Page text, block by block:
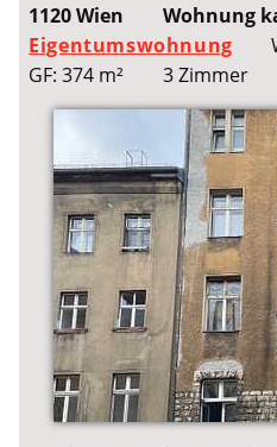
1120 Wien
Wohnung
Eigentumswohnung
GF: 374 m²
3 Zimmer